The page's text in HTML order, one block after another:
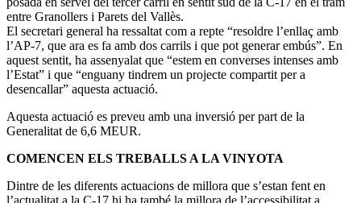
entre Granollers i Parets del Vallès.
El secretari general ha ressaltat com a repte “resoldre l’enllaç amb
l’AP-7, que ara es fa amb dos carrils i que pot generar embús”. En
aquest sentit, ha assenyalat que “estem en converses intenses amb
l’Estat” i que “enguany tindrem un projecte compartit per a
desencallar” aquesta actuació.
Aquesta actuació es preveu amb una inversió per part de la
Generalitat de 6,6 MEUR.
COMENCEN ELS TREBALLS A LA VINYOTA
Dintre de les diferents actuacions de millora que s’estan fent en
l’actualitat a la C-17 hi ha també la millora de l’accessibilitat a